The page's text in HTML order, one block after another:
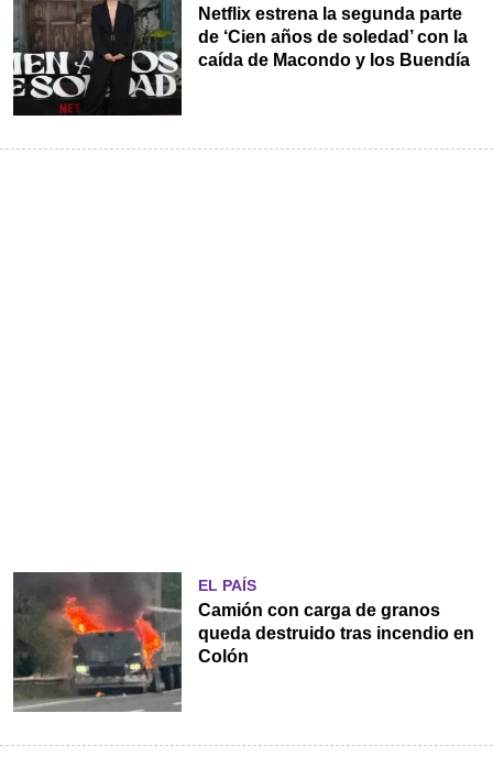
Netflix estrena la segunda parte
de ‘Cien años de soledad’ con la
caída de Macondo y los Buendía
EL PAÍS
Camión con carga de granos
queda destruido tras incendio en
Colón